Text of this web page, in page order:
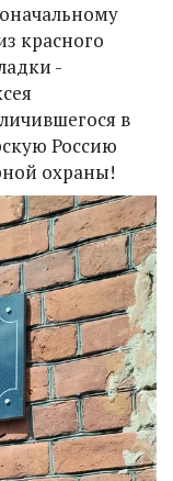
красного
-
в
Россию
охраны!